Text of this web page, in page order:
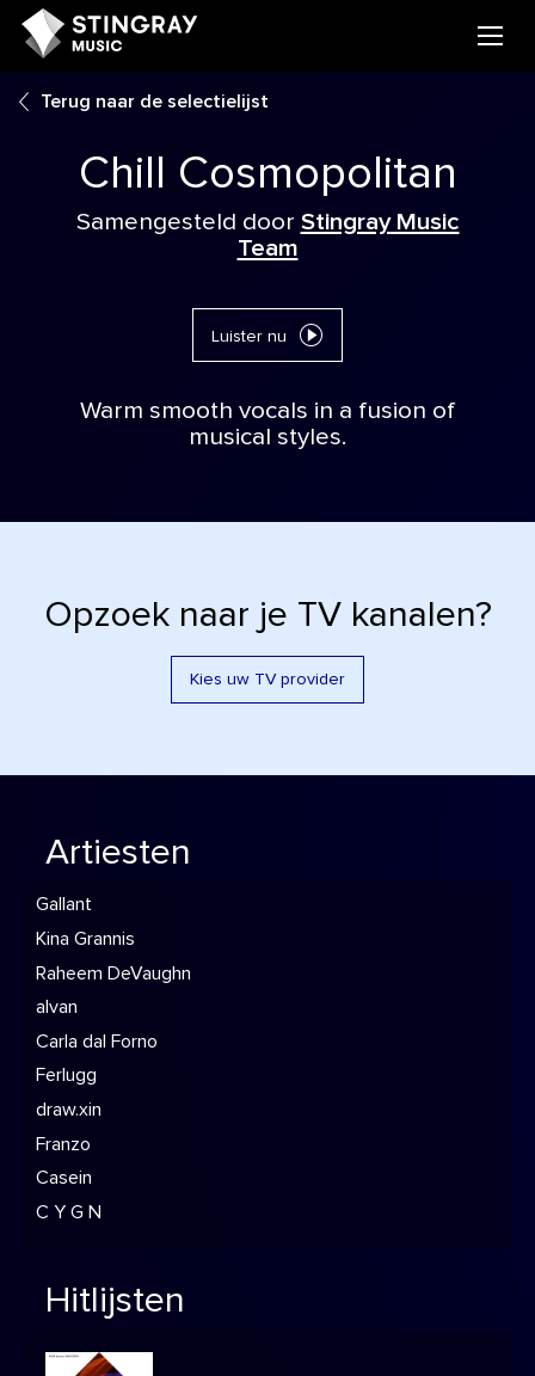
Terug naar de selectielijst
Chill Cosmopolitan
Samengesteld door Stingray Music
Team
Luister nu
Warm smooth vocals in a fusion of
musical styles.
Opzoek naar je TV kanalen?
Kies uw TV provider
Artiesten
Gallant
Kina Grannis
Raheem DeVaughn
alvan
Carla dal Forno
Ferlugg
draw.xin
Franzo
Casein
C Y G N
Hitlijsten